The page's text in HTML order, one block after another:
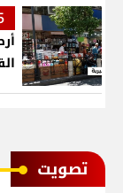
ﺗﺼﻮﻳﺖ